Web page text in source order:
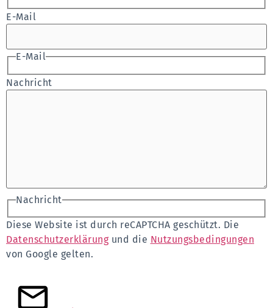
E-Mail
E-Mail
Nachricht
Nachricht
Diese Website ist durch reCAPTCHA geschützt. Die
Datenschutzerklärungund die Nutzungsbedingungen
von Google gelten.